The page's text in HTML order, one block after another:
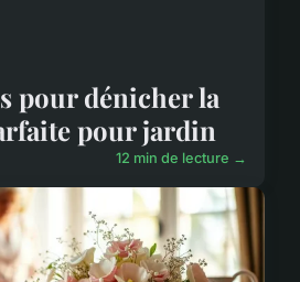
pour dénicher la
pour jardin
12 min de lecture →